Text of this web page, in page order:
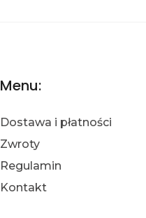
Menu:
Dostawa i płatności
Zwroty
Regulamin
Kontakt